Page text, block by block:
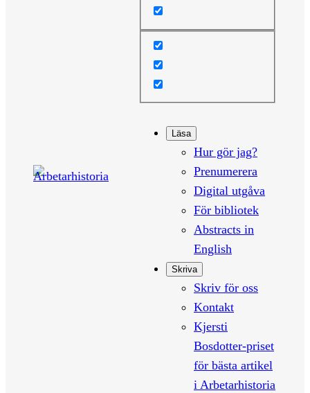
Läsa
Hur gör jag?
Prenumerera
Digital utgåva
För bibliotek
Abstracts in
English
Skriva
Skriv för oss
Kontakt
Kjersti
Bosdotter-priset
för bästa artikel
i Arbetarhistoria